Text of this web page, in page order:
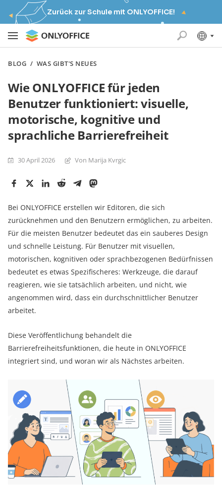
Zurück zur Schule mit ONLYOFFICE!
BLOG / WAS GIBT'S NEUES
Wie ONLYOFFICE für jeden
Benutzer funktioniert: visuelle,
motorische, kognitive und
sprachliche Barrierefreiheit
30 April 2026 Von Marija Kvrgiс
Bei ONLYOFFICE erstellen wir Editoren, die sich
zurücknehmen und den Benutzern ermöglichen, zu arbeiten.
Für die meisten Benutzer bedeutet das ein sauberes Design
und schnelle Leistung. Für Benutzer mit visuellen,
motorischen, kognitiven oder sprachbezogenen Bedürfnissen
bedeutet es etwas Spezifischeres: Werkzeuge, die darauf
reagieren, wie sie tatsächlich arbeiten, und nicht, wie
angenommen wird, dass ein durchschnittlicher Benutzer
arbeitet.
Diese Veröffentlichung behandelt die
Barrierefreiheitsfunktionen, die heute in ONLYOFFICE
integriert sind, und woran wir als Nächstes arbeiten.